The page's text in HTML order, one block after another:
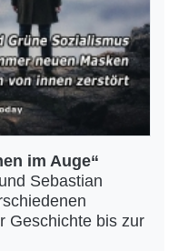
im Auge“
Sebastian
Geschichte bis zur